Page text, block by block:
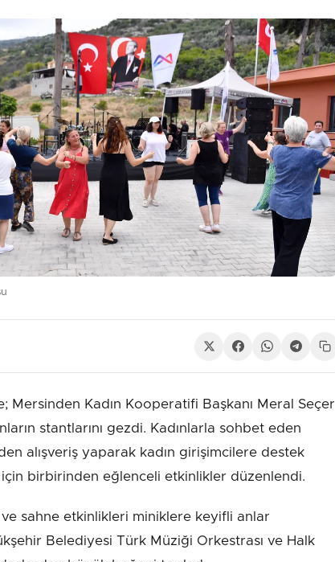
Mersinden Kadın Kooperatifi Başkanı Meral Seçer
stantlarını gezdi. Kadınlarla sohbet eden
alışveriş yaparak kadın girişimcilere destek
birbirinden eğlenceli etkinlikler düzenlendi.
sahne etkinlikleri miniklere keyifli anlar
Belediyesi Türk Müziği Orkestrası ve Halk